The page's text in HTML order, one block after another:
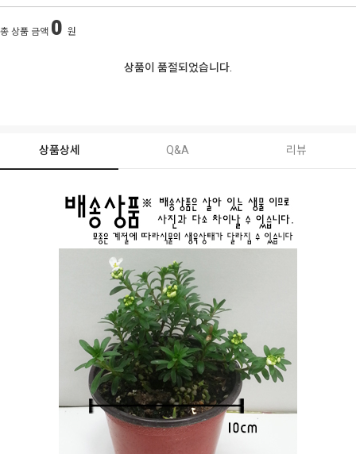
총 상품 금액 0 원
상품이 품절되었습니다.
상품상세 Q&A 리뷰